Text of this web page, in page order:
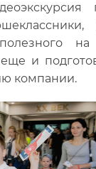
на
и
компании.